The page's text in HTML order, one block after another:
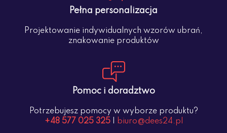
Pełna personalizacja
Projektowanie indywidualnych wzorów ubrań,
znakowanie produktów
Pomoc i doradztwo
Potrzebujesz pomocy w wyborze produktu?
+48 577 025 325| biuro@dees24.pl